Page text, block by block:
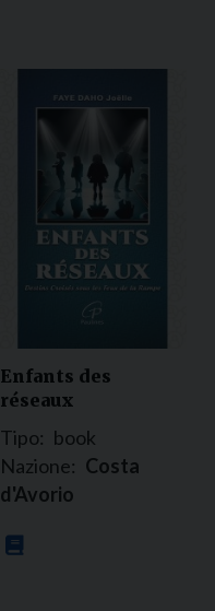
Enfants des
réseaux
Tipo: book
Nazione: Costa
d'Avorio